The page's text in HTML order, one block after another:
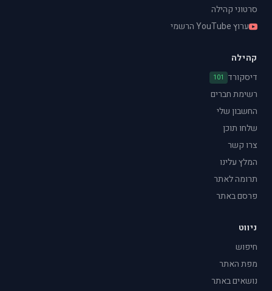
סרטוני קהילה
ערוץ YouTube הרשמי
קהילה
דיסקורד
101
רשימת חברים
החשבון שלי
שלחו תוכן
צרו קשר
המלץ עלינו
תרומה לאתר
פרסם באתר
ניווט
חיפוש
מפת האתר
נושאים באתר